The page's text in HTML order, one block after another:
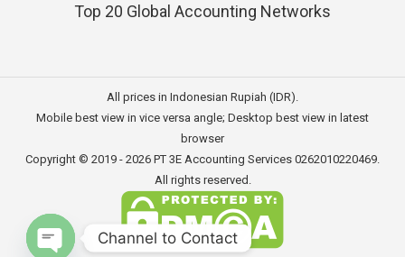
Top 20 Global Accounting Networks
All prices in Indonesian Rupiah (IDR).
Mobile best view in vice versa angle; Desktop best view in latest
browser
Copyright © 2019 - 2026 PT 3E Accounting Services 0262010220469.
All rights reserved.
Channel to Contact